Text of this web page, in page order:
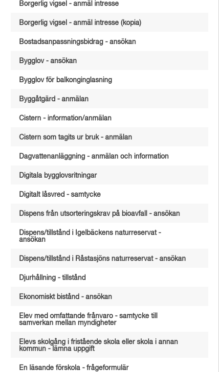
Borgerlig vigsel - anmäl intresse
Borgerlig vigsel - anmäl intresse (kopia)
Bostadsanpassningsbidrag - ansökan
Bygglov - ansökan
Bygglov för balkonginglasning
Byggåtgärd - anmälan
Cistern - information/anmälan
Cistern som tagits ur bruk - anmälan
Dagvattenanläggning - anmälan och information
Digitala bygglovsritningar
Digitalt låsvred - samtycke
Dispens från utsorteringskrav på bioavfall - ansökan
Dispens/tillstånd i Igelbäckens naturreservat -
ansökan
Dispens/tillstånd i Råstasjöns naturreservat - ansökan
Djurhållning - tillstånd
Ekonomiskt bistånd - ansökan
Elev med omfattande frånvaro - samtycke till
samverkan mellan myndigheter
Elevs skolgång i fristående skola eller skola i annan
kommun - lämna uppgift
En läsande förskola - frågeformulär